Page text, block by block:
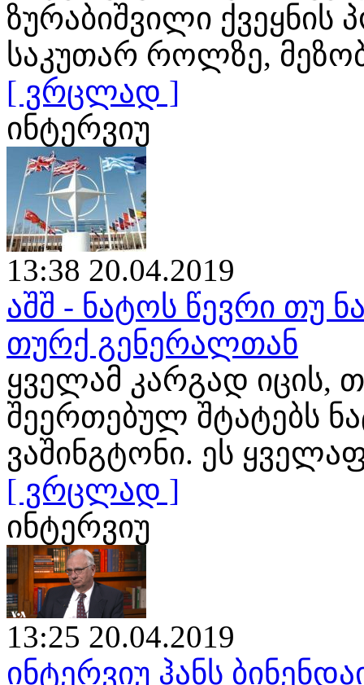
ზურაბიშვილი ქვეყნის
საკუთარ როლზე,
[ ვრცლად ]
ინტერვიუ
13:38 20.04.2019
აშშ - ნატოს წევრი თუ
თურქ გენერალთან
ყველამ კარგად იცის,
შეერთებულ შტატებს
ვაშინგტონი. ეს
[ ვრცლად ]
ინტერვიუ
13:25 20.04.2019
ინტერვიუ ჰანს